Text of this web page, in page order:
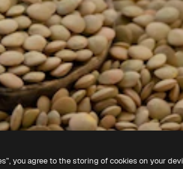
you agree to the storing of cookies on your